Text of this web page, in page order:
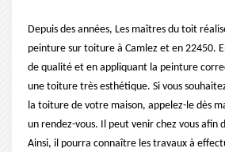
Depuis des années, Les maîtres du toit
peinture sur toiture à Camlez et en 22450.
de qualité et en appliquant la peinture
une toiture très esthétique. Si vous
la toiture de votre maison, appelez-le dès
un rendez-vous. Il peut venir chez vous afin
Ainsi, il pourra connaître les travaux à